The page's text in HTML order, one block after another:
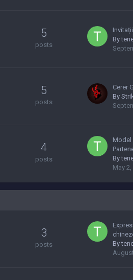
5
posts
By
5
posts
Cerer
By
4
posts
Model
By
May
3
posts
By